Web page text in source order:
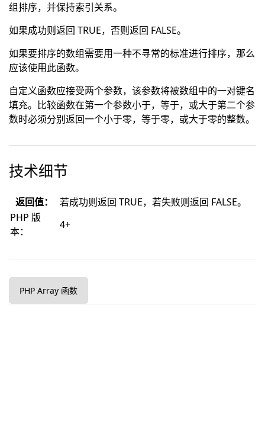
组排序，并保持索引关系。
如果成功则返回 TRUE，否则返回 FALSE。
如果要排序的数组需要用一种不寻常的标准进行排序，那么
应该使用此函数。
自定义函数应接受两个参数，该参数将被数组中的一对键名
填充。比较函数在第一个参数小于，等于，或大于第二个参
数时必须分别返回一个小于零，等于零，或大于零的整数。
技术细节
返回值：
若成功则返回 TRUE，若失败则返回 FALSE。
PHP 版
本：
4+
PHP Array 函数